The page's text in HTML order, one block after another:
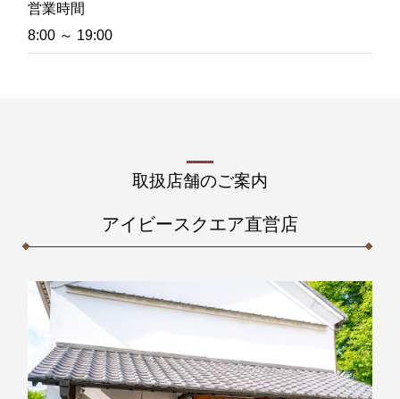
営業時間
8:00 ～ 19:00
取扱店舗のご案内
アイビースクエア直営店